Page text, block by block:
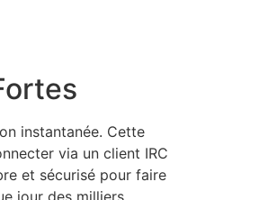
instantanée. Cette
via un client IRC
et sécurisé pour faire